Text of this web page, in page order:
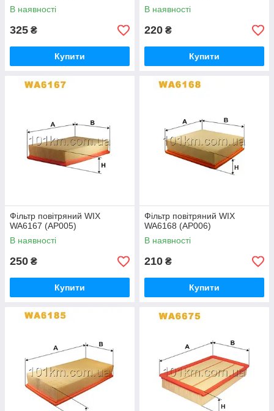
В наявності
325 ₴
Купити
В наявності
220 ₴
Купити
Фільтр повітряний WIX
WA6167 (AP005)
В наявності
250 ₴
Купити
Фільтр повітряний WIX
WA6168 (AP006)
В наявності
210 ₴
Купити